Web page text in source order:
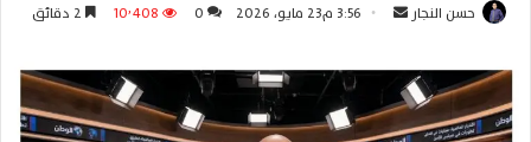
حسن النجار
س
ل
ب
3:56 م23 مايو، 2026 0 10٬408